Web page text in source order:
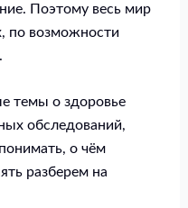
Поэтому весь мир
по возможности
темы о здоровье
обследований,
о чём
разберем на